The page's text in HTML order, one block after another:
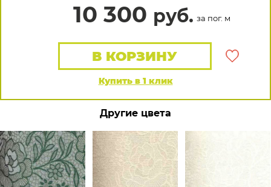
10 300 руб. за пог. м
Купить в 1 клик
В КОРЗИНУ
Другие цвета